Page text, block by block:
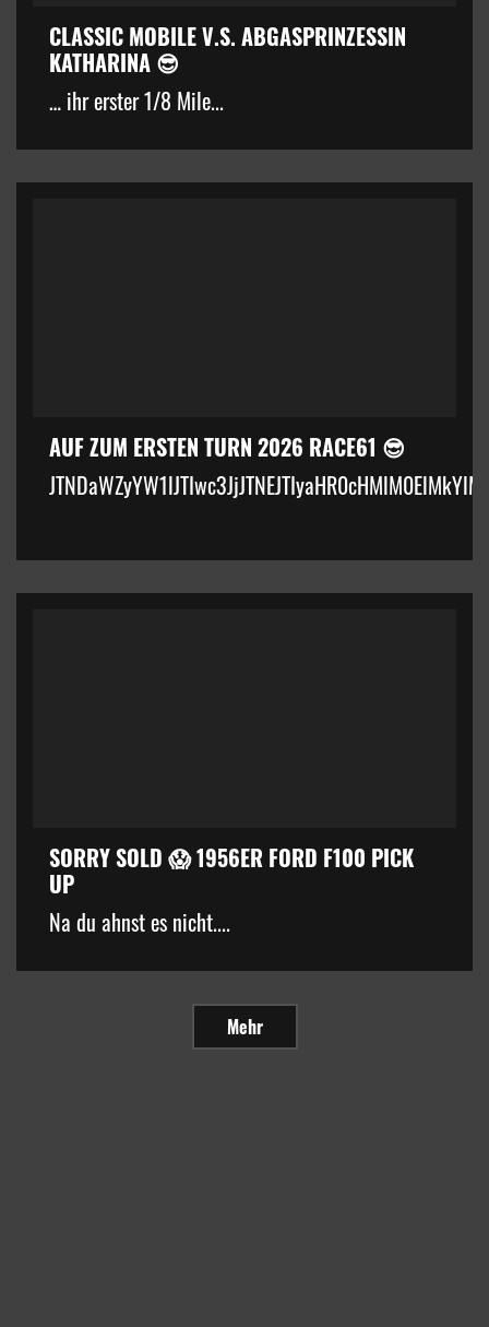
CLASSIC MOBILE V.S. ABGASPRINZESSIN
KATHARINA 😎
… ihr erster 1/8 Mile...
AUF ZUM ERSTEN TURN 2026 RACE61 😎
SORRY SOLD 😱 1956ER FORD F100 PICK
UP
Na du ahnst es nicht....
Mehr